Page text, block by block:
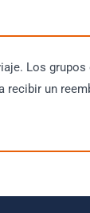
Los
recibir un